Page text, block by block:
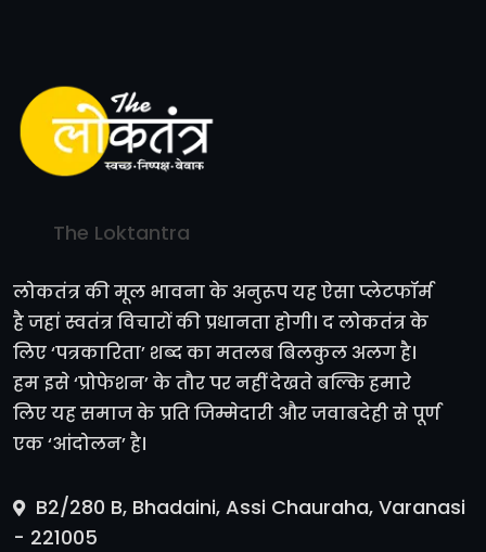
The Loktantra
लोकतंत्र की मूल भावना के अनुरूप यह ऐसा प्लेटफॉर्म
है जहां स्वतंत्र विचारों की प्रधानता होगी। द लोकतंत्र के
लिए ‘पत्रकारिता’ शब्द का मतलब बिलकुल अलग है।
हम इसे ‘प्रोफेशन’ के तौर पर नहीं देखते बल्कि हमारे
लिए यह समाज के प्रति जिम्मेदारी और जवाबदेही से पूर्ण
एक ‘आंदोलन’ है।
B2/280 B, Bhadaini, Assi Chauraha, Varanasi
- 221005